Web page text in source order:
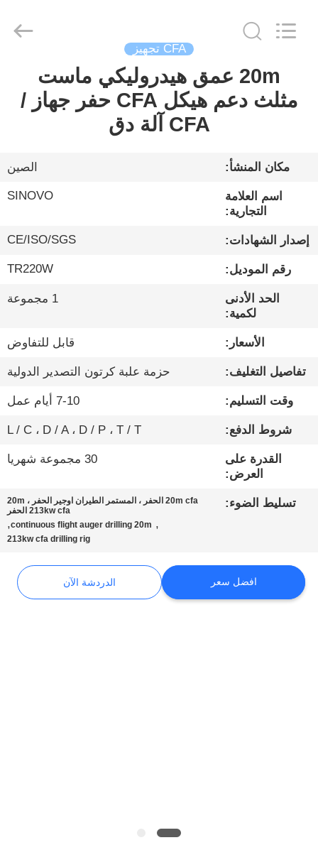
الصفحة
الرئيسية
عرض
الافتراضي
معلومات
في
المعمل
مراقبة
الجودة
الدردشة
Sinovo
Heavy
CFA تجهيز
20m عمق هيدروليكي ماست
مثلث دعم هيكل CFA حفر جهاز /
CFA آلة دق
مكان المنشأ: الصين
اسم العلامة
التجارية:
SINOVO
إصدار الشهادات: CE/ISO/SGS
رقم الموديل: TR220W
الحد الأدنى
لكمية:
1 مجموعة
الأسعار: قابل للتفاوض
تفاصيل التغليف: حزمة علبة كرتون التصدير الدولية
وقت التسليم: 7-10 أيام عمل
شروط الدفع: L / C ، D / A ، D / P ، T / T
القدرة على
العرض:
30 مجموعة شهريا
تسليط الضوء:
20m cfa الحفر ، المستمر الطيران اوجير الحفر 20m ،
213kw cfa الحفر
,
continuous flight auger drilling 20m
,
213kw cfa drilling rig
افضل سعر الدردشة الآن